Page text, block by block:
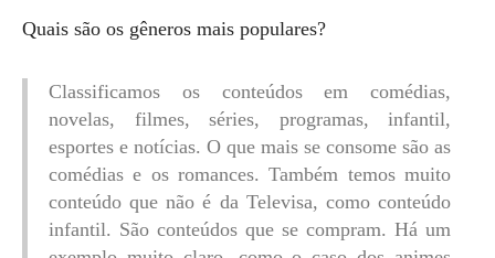
Quais são os gêneros mais populares?
Classificamos os conteúdos em comédias,
novelas, filmes, séries, programas, infantil,
esportes e notícias. O que mais se consome são as
comédias e os romances. Também temos muito
conteúdo que não é da Televisa, como conteúdo
infantil. São conteúdos que se compram. Há um